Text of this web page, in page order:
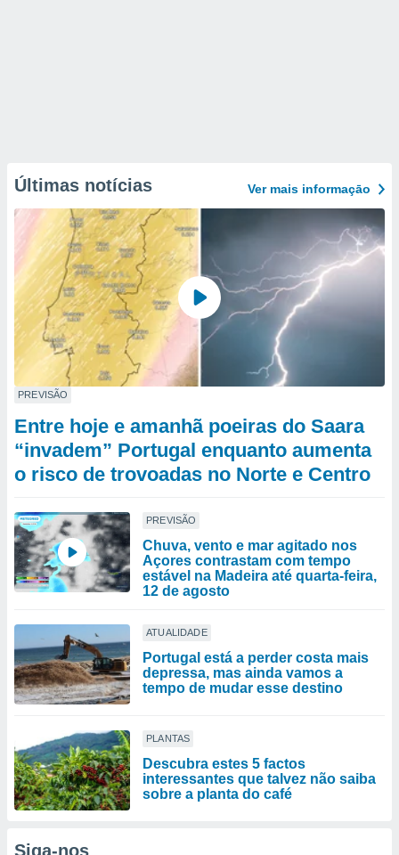
Últimas notícias Ver mais informaçāo
PREVISÃO
Entre hoje e amanhã poeiras do Saara
“invadem” Portugal enquanto aumenta
o risco de trovoadas no Norte e Centro
PREVISÃO
Chuva, vento e mar agitado nos
Açores contrastam com tempo
estável na Madeira até quarta-feira,
12 de agosto
ATUALIDADE
Portugal está a perder costa mais
depressa, mas ainda vamos a
tempo de mudar esse destino
PLANTAS
Descubra estes 5 factos
interessantes que talvez não saiba
sobre a planta do café
Siga-nos